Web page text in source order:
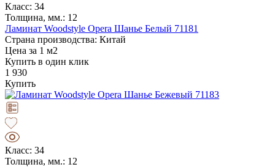
Класс: 34
Толщина, мм.: 12
Ламинат Woodstyle Opera Шанье Белый 71181
Страна производства: Китай
Цена за 1 м2
Купить в один клик
1 930
Купить
Класс: 34
Толщина, мм.: 12